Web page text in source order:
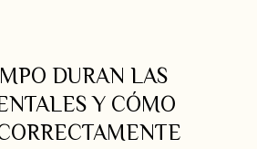
DURAN LAS
Y CÓMO